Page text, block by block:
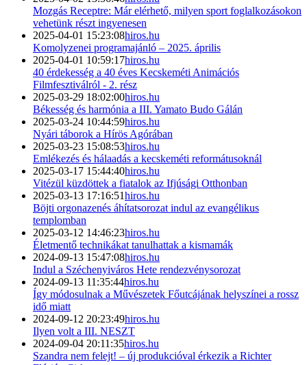
Mozgás Receptre: Már elérhető, milyen sport foglalkozásokon
vehetünk részt ingyenesen
2025-04-01 15:23:08hiros.hu
Komolyzenei programajánló – 2025. április
2025-04-01 10:59:17hiros.hu
40 érdekesség a 40 éves Kecskeméti Animációs
Filmfesztiválról - 2. rész
2025-03-29 18:02:00hiros.hu
Békesség és harmónia a III. Yamato Budo Gálán
2025-03-24 10:44:59hiros.hu
Nyári táborok a Hírös Agórában
2025-03-23 15:08:53hiros.hu
Emlékezés és hálaadás a kecskeméti reformátusoknál
2025-03-17 15:44:40hiros.hu
Vitézül küzdöttek a fiatalok az Ifjúsági Otthonban
2025-03-13 17:16:51hiros.hu
Böjti orgonazenés áhítatsorozat indul az evangélikus
templomban
2025-03-12 14:46:23hiros.hu
Életmentő technikákat tanulhattak a kismamák
2024-09-13 15:47:08hiros.hu
Indul a Széchenyiváros Hete rendezvénysorozat
2024-09-13 11:35:44hiros.hu
Így módosulnak a Művészetek Főutcájának helyszínei a rossz
idő miatt
2024-09-12 20:23:49hiros.hu
Ilyen volt a III. NESZT
2024-09-04 20:11:35hiros.hu
Szandra nem felejt! – új produkcióval érkezik a Richter